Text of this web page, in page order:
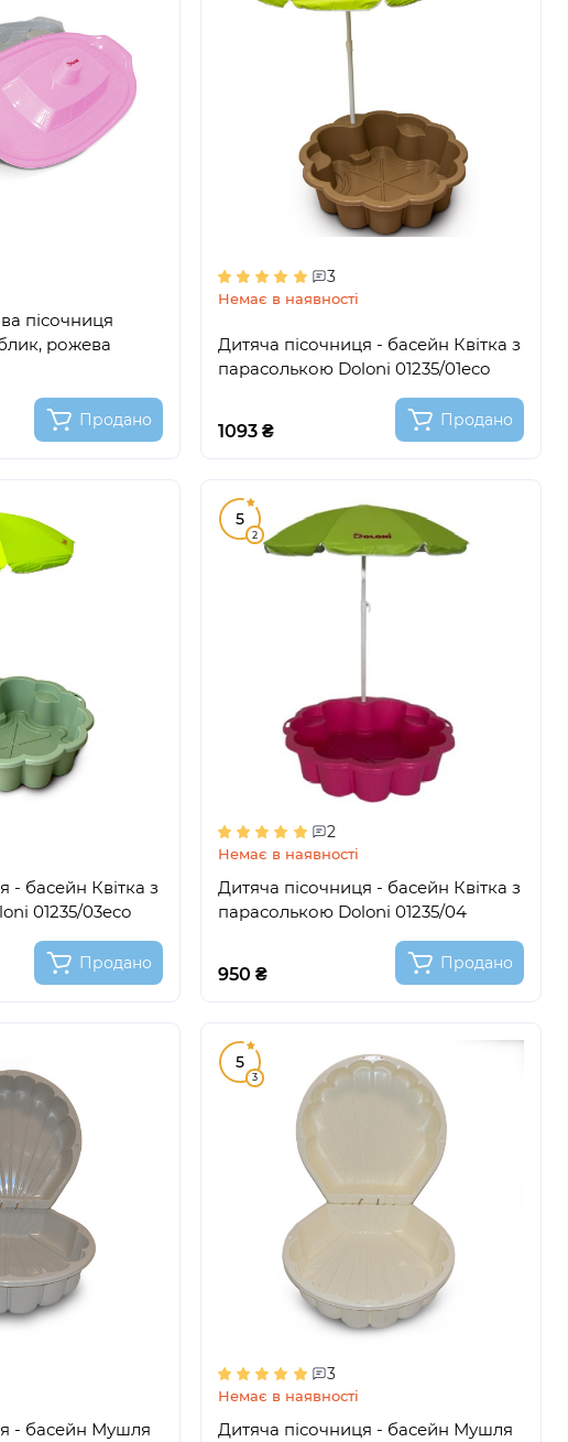
пісочниця
рожева
Продано
3
Немає в наявності
Дитяча пісочниця - басейн Квітка з
парасолькою Doloni 01235/01eco
1093 ₴
Продано
- басейн Квітка з
01235/03eco
Продано
5
2
2
Немає в наявності
Дитяча пісочниця - басейн Квітка з
парасолькою Doloni 01235/04
950 ₴
Продано
- басейн Мушля
5
3
3
Немає в наявності
Дитяча пісочниця - басейн Мушля